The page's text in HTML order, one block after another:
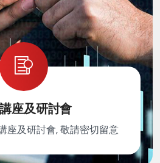
座及研討會
座及研討會, 敬請密切留意